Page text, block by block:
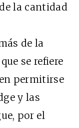
la cantidad
de la
que se refiere
permitirse
y las
por el